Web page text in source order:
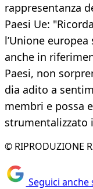
rappresentanza
Paesi Ue:
l’Unione
anche in
Paesi, non
dia adito a
membri e possa
strumentalizzato
© RIPRODUZIONE
Seguici anche